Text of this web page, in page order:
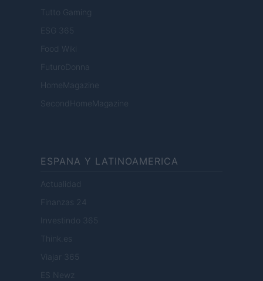
Tutto Gaming
ESG 365
Food Wiki
FuturoDonna
HomeMagazine
SecondHomeMagazine
ESPANA Y LATINOAMERICA
Actualidad
Finanzas 24
Investindo 365
Think.es
Viajar 365
ES Newz